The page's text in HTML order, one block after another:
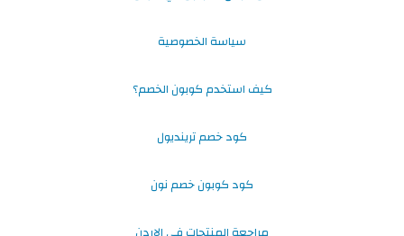
سياسة الخصوصية
كيف استخدم كوبون الخصم؟
كود خصم ترينديول
كود كوبون خصم نون